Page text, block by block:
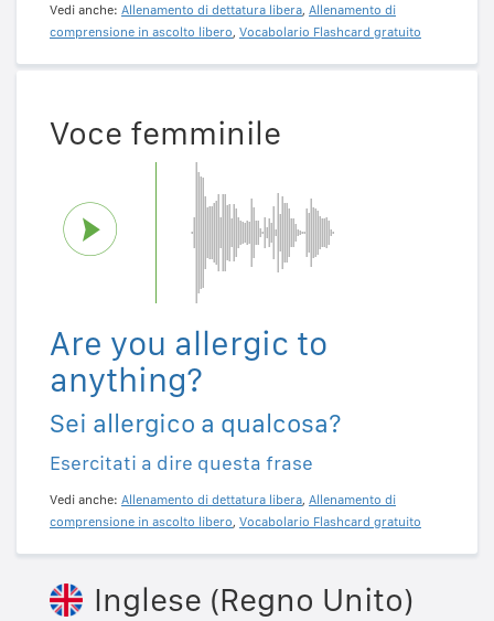
Vedi anche: Allenamento di dettatura libera, Allenamento di
comprensione in ascolto libero, Vocabolario Flashcard gratuito
Voce femminile
Are you allergic to
anything?
Sei allergico a qualcosa?
Esercitati a dire questa frase
Vedi anche: Allenamento di dettatura libera, Allenamento di
comprensione in ascolto libero, Vocabolario Flashcard gratuito
Inglese (Regno Unito)